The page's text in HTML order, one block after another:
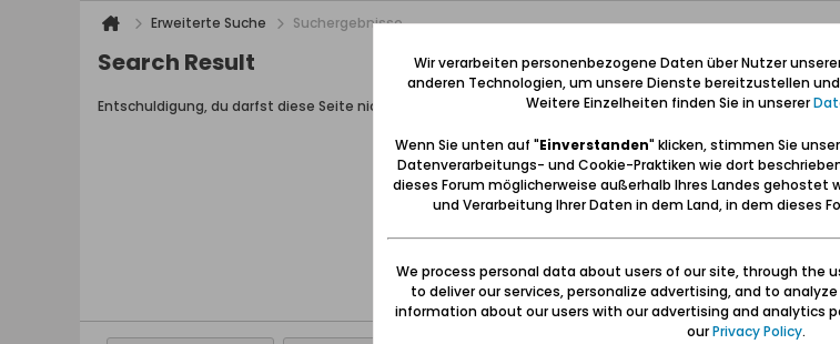
Erweiterte Suche Suchergebnisse
Search Result
Entschuldigung, du darfst diese Seite nicht aufrufen.
Wir verarbeiten personenbezogene Daten über Nutzer
anderen Technologien, um unsere Dienste bereitzustellen
Weitere Einzelheiten finden Sie in unserer
Wenn Sie unten auf "Einverstanden" klicken, stimmen Sie
Datenverarbeitungs- und Cookie-Praktiken wie dort
dieses Forum möglicherweise außerhalb Ihres Landes gehostet
und Verarbeitung Ihrer Daten in dem Land, in dem dieses
We process personal data about users of our site, through the
to deliver our services, personalize advertising, and to
information about our users with our advertising and analytics
ourPrivacy Policy.